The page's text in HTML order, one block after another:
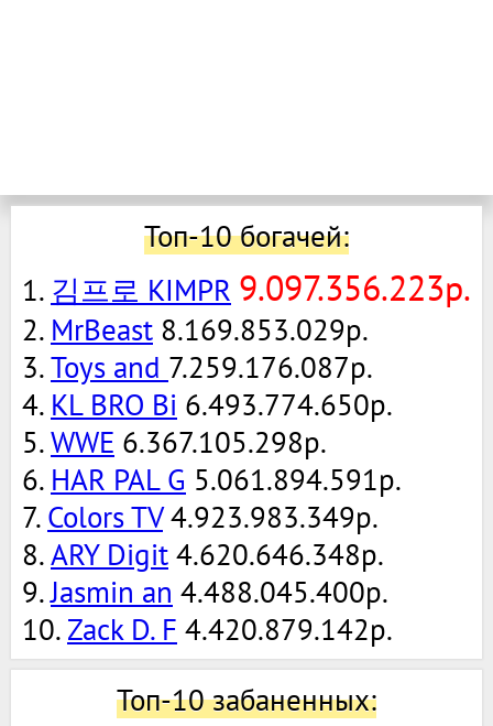
Топ-10 богачей:
1. 김프로 KIMPR 9.097.356.223р.
2. MrBeast 8.169.853.029р.
3.Toys and 7.259.176.087р.
4. KL BRO Bi 6.493.774.650р.
5.WWE 6.367.105.298р.
6. HAR PAL G 5.061.894.591р.
7. Colors TV 4.923.983.349р.
8.ARY Digit 4.620.646.348р.
9.Jasmin an 4.488.045.400р.
10. Zack D. F 4.420.879.142р.
Топ-10 забаненных: